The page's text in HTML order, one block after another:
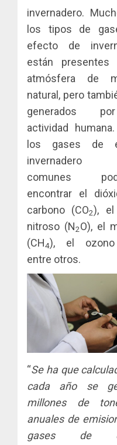
invernadero.
los tipos de
efecto de
están
atmósfera de
natural, pero
generados
actividad
los gases de
invernadero
comunes
encontrar el
carbono (CO2), el
nitroso (N2O), el
(CH4), el
entre otros.
“Se ha que
cada año se
millones de
anuales de
gases de